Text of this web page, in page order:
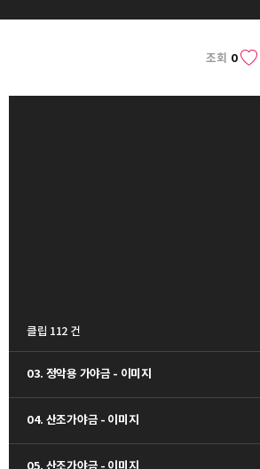
조회 0
클립 112 건
03. 정악용 가야금 - 이미지
04. 산조가야금 - 이미지
05. 산조가야금 - 이미지